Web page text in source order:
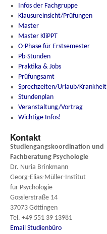
Infos der Fachgruppe
Klausureinsicht/Prüfungen
Master
Master KliPPT
O-Phase für Erstsemester
Pb-Stunden
Praktika & Jobs
Prüfungsamt
Sprechzeiten/Urlaub/Krankheit
Stundenplan
Veranstaltung/Vortrag
Wichtige Infos!
Kontakt
Studiengangskoordination und
Fachberatung Psychologie
Dr. Nuria Brinkmann
Georg-Elias-Müller-Institut
für Psychologie
Gosslerstraße 14
37073 Göttingen
Tel. +49 551 39 13981
Email Studienbüro